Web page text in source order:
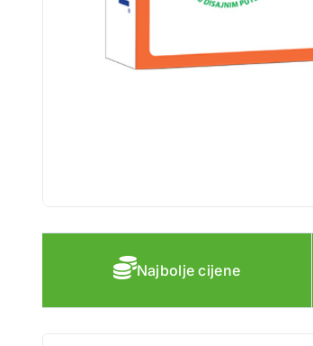
Najbolje cijene